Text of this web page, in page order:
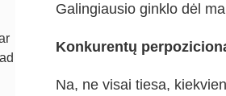
Galingiausio ginklo dėl
Konkurentų
Na, ne visai tiesa,